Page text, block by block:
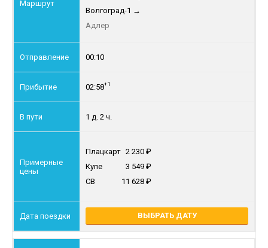
Волгоград-1 →
Адлер
00:10
02:58+1
1 д. 2 ч.
Плацкарт 2 230
Купе
3 549
СВ
11 628
ВЫБРАТЬ ДАТУ